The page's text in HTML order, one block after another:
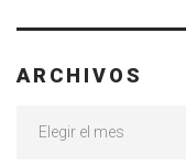
ARCHIVOS